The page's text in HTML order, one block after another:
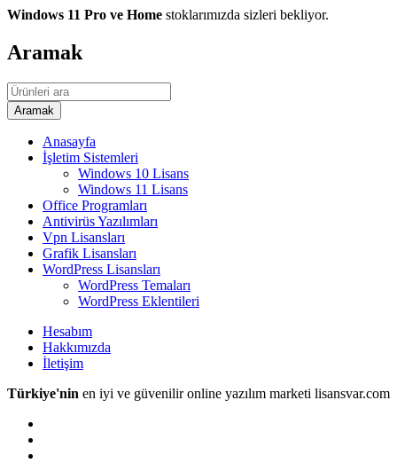
Windows 11 Pro ve Home stoklarımızda sizleri bekliyor.
Aramak
Anasayfa
İşletim Sistemleri
Windows 10 Lisans
Windows 11 Lisans
Office Programları
Antivirüs Yazılımları
Vpn Lisansları
Grafik Lisansları
WordPress Lisansları
WordPress Temaları
WordPress Eklentileri
Hesabım
Hakkımızda
İletişim
Türkiye'nin en iyi ve güvenilir online yazılım marketi lisansvar.com